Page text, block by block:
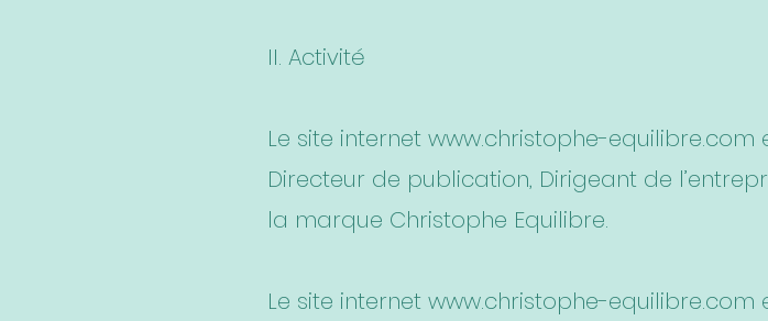
II. Activité
Le site internet www.christophe-equilibre.com
Directeur de publication, Dirigeant de
la marque Christophe Equilibre.
Le site internet www.christophe-equilibre.com